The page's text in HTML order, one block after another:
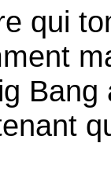
qui
Bang